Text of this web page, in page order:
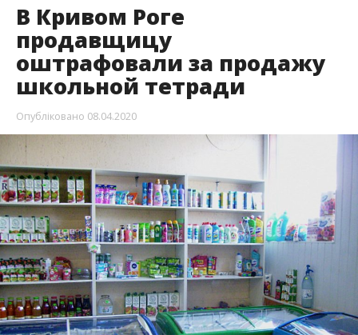
В Кривом Роге
продавщицу
оштрафовали за продажу
школьной тетради
Опубліковано 08.04.2020